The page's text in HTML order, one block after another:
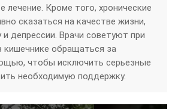
лечение. Кроме того, хронические
сказаться на качестве жизни,
и депрессии. Врачи советуют при
кишечнике обращаться за
чтобы исключить серьезные
необходимую поддержку.